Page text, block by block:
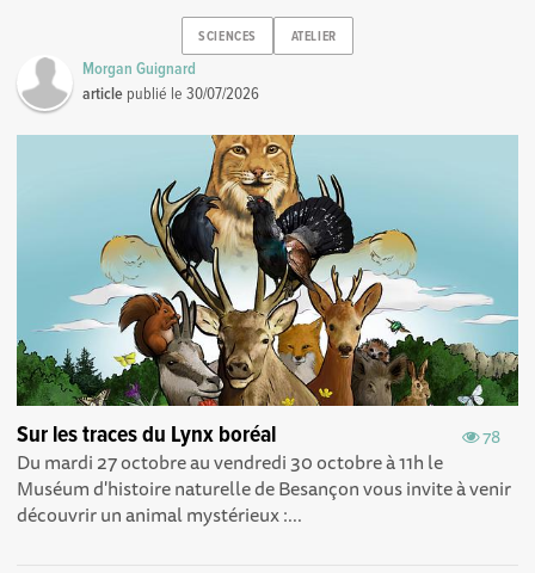
SCIENCES ATELIER
Morgan Guignard
article publié le30/07/2026
78
Sur les traces du Lynx boréal
Du mardi 27 octobre au vendredi 30 octobre à 11h le
Muséum d'histoire naturelle de Besançon vous invite à venir
découvrir un animal mystérieux :...